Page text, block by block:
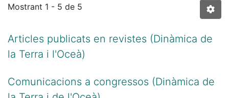
Mostrant 1 - 5 de 5
Articles publicats en revistes (Dinàmica de
la Terra i l'Oceà)
Comunicacions a congressos (Dinàmica de